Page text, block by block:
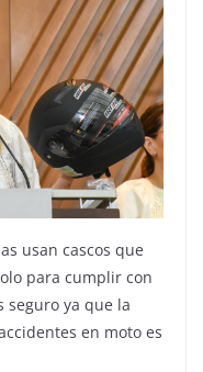
usan cascos que
para cumplir con
seguro ya que la
en moto es